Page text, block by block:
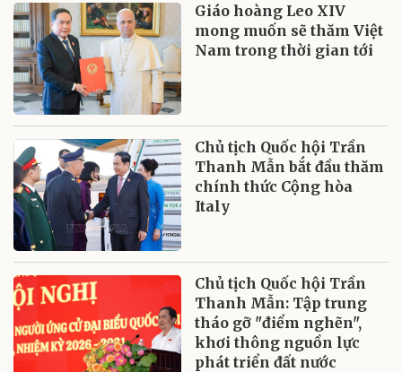
Giáo hoàng Leo XIV
mong muốn sẽ thăm Việt
Nam trong thời gian tới
Chủ tịch Quốc hội Trần
Thanh Mẫn bắt đầu thăm
chính thức Cộng hòa
Italy
Chủ tịch Quốc hội Trần
Thanh Mẫn: Tập trung
tháo gỡ "điểm nghẽn",
khơi thông nguồn lực
phát triển đất nước